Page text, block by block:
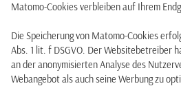
Matomo-Cookies verbleiben auf Ihrem
Die Speicherung von Matomo-Cookies
Abs. 1 lit. f DSGVO. Der Websitebetreiber
an der anonymisierten Analyse des
Webangebot als auch seine Werbung zu